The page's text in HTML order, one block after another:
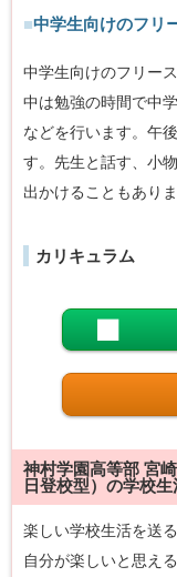
■中学生向けのフリ
中学生向けのフリー
中は勉強の時間で中
などを行います。午
す。先生と話す、小
出かけることもあり
カリキュラム
神村学園高等部 宮
日登校型）の学校生
楽しい学校生活を送
自分が楽しいと思え